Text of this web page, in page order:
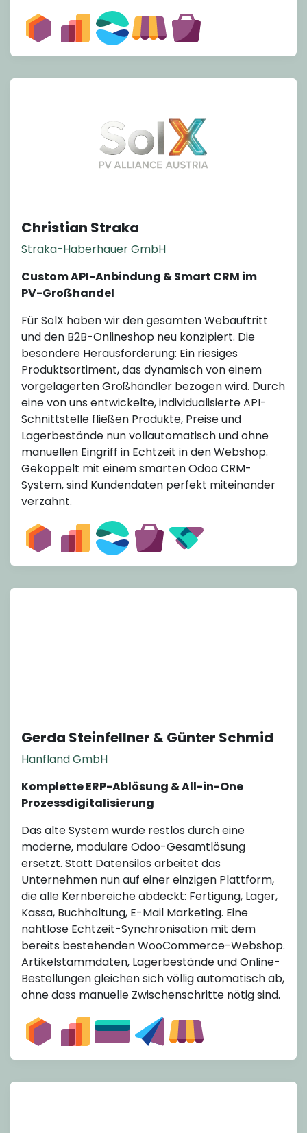
Christian Straka
Straka-Haberhauer GmbH
Custom API-Anbindung & Smart CRM im
PV-Großhandel
Für SolX haben wir den gesamten Webauftritt
und den B2B-Onlineshop neu konzipiert. Die
besondere Herausforderung: Ein riesiges
Produktsortiment, das dynamisch von einem
vorgelagerten Großhändler bezogen wird. Durch
eine von uns entwickelte, individualisierte API-
Schnittstelle fließen Produkte, Preise und
Lagerbestände nun vollautomatisch und ohne
manuellen Eingriff in Echtzeit in den Webshop.
Gekoppelt mit einem smarten Odoo CRM-
System, sind Kundendaten perfekt miteinander
verzahnt.
Gerda Steinfellner & Günter Schmid
Hanfland GmbH
Komplette ERP-Ablösung & All-in-One
Prozessdigitalisierung
Das alte System wurde restlos durch eine
moderne, modulare Odoo-Gesamtlösung
ersetzt. Statt Datensilos arbeitet das
Unternehmen nun auf einer einzigen Plattform,
die alle Kernbereiche abdeckt: Fertigung, Lager,
Kassa, Buchhaltung, E-Mail Marketing. Eine
nahtlose Echtzeit-Synchronisation mit dem
bereits bestehenden WooCommerce-Webshop.
Artikelstammdaten, Lagerbestände und Online-
Bestellungen gleichen sich völlig automatisch ab,
ohne dass manuelle Zwischenschritte nötig sind.